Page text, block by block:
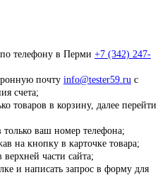
телефону в Перми +7 (342) 247-
почту info@tester59.ru с
счета;
товаров в корзину, далее перейти
ваш номер телефона;
на кнопку в карточке товара;
верхней части сайта;
и написать запрос в форму для